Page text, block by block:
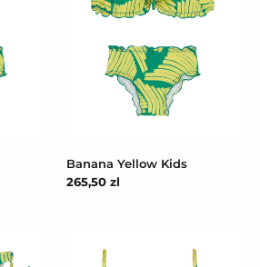
Banana Yellow Kids
Cena
265,50 zl
Banana